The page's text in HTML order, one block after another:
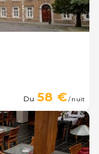
Du 58 €/ nuit